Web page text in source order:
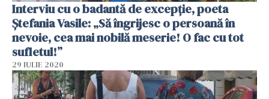
Interviu cu o badantă de excepție, poeta
Ștefania Vasile: „Să îngrijesc o persoană în
nevoie, cea mai nobilă meserie! O fac cu tot
sufletul!”
29 IULIE 2020